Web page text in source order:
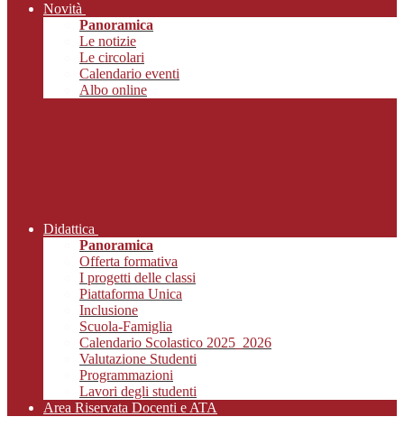
Novità
Panoramica
Le notizie
Le circolari
Calendario eventi
Albo online
Didattica
Panoramica
Offerta formativa
I progetti delle classi
Piattaforma Unica
Inclusione
Scuola-Famiglia
Calendario Scolastico 2025_2026
Valutazione Studenti
Programmazioni
Lavori degli studenti
Area Riservata Docenti e ATA